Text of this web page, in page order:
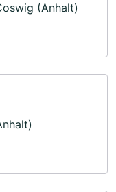
(Anhalt)